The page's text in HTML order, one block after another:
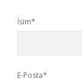
İsim*
E-Posta*